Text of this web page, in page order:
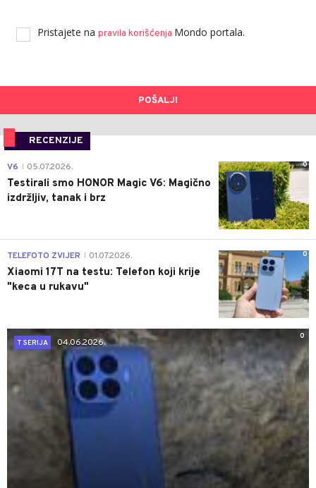
Pristajete na pravila korišćenja Mondo portala.
POŠALJI
RECENZIJE
0
V6 05.07.2026.
Testirali smo HONOR Magic V6: Magično
izdržljiv, tanak i brz
0
TELEFOTO ZVIJER 01.07.2026.
Xiaomi 17T na testu: Telefon koji krije
"keca u rukavu"
0
T SERIJA
04.06.2026.